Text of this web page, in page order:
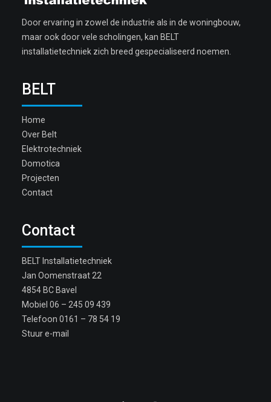
Door ervaring in zowel de industrie als in de woningbouw,
maar ook door vele scholingen, kan BELT
installatietechniek zich breed gespecialiseerd noemen.
BELT
Home
Over Belt
Elektrotechniek
Domotica
Projecten
Contact
Contact
BELT Installatietechniek
Jan Oomenstraat 22
4854 BC Bavel
Mobiel 06 – 245 09 439
Telefoon 0161 – 78 54 19
Stuur e-mail